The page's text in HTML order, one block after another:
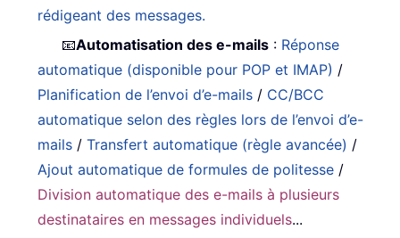
rédigeant des messages.
📧Automatisation des e-mails : Réponse
automatique (disponible pour POP et IMAP) /
Planification de l’envoi d’e-mails / CC/BCC
automatique selon des règles lors de l’envoi d’e-
mails /Transfert automatique (règle avancée) /
Ajout automatique de formules de politesse /
Division automatique des e-mails à plusieurs
destinataires en messages individuels...